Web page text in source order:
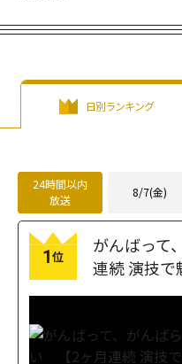
日別ランキング
24時間以内
放送
8/7(金)
1位
がんばって
連続 演技で